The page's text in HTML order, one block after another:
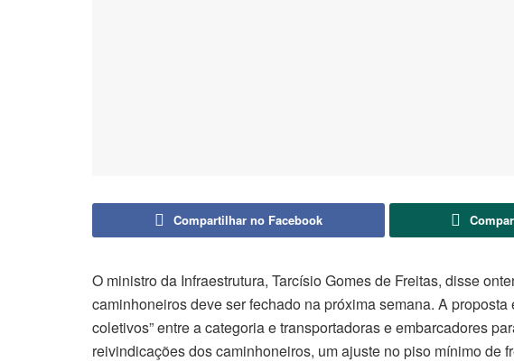
Compartilhar no Facebook
O ministro da Infraestrutura, Tarcísio Gomes de Freitas, disse
caminhoneiros deve ser fechado na próxima semana. A
coletivos” entre a categoria e transportadoras e embarcadores
reivindicações dos caminhoneiros, um ajuste no piso mínimo de